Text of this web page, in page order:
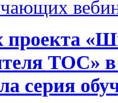
ТОС»
серия